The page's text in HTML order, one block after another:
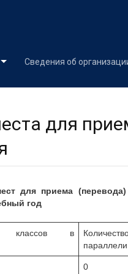
Сведения об
для
для приема
год
классов в
параллели
0